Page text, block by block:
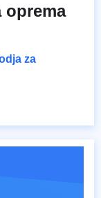
oprema
za